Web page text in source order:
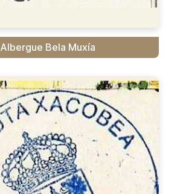
Albergue Bela Muxía